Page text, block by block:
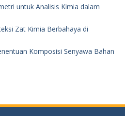
untuk Analisis Kimia dalam
Zat Kimia Berbahaya di
Komposisi Senyawa Bahan